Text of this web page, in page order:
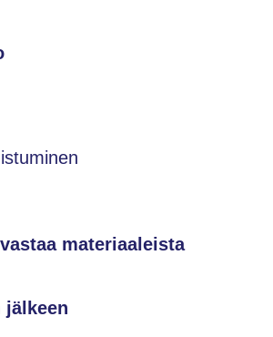
materiaaleista
jälkeen